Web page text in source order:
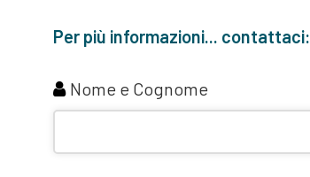
Per più informazioni... contattaci:
Nome e Cognome